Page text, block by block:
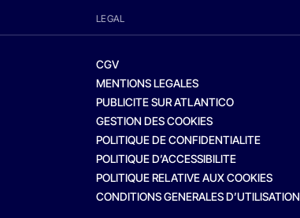
LEGAL
CGV
MENTIONS LEGALES
PUBLICITE SUR ATLANTICO
GESTION DES COOKIES
POLITIQUE DE CONFIDENTIALITE
POLITIQUE D’ACCESSIBILITE
POLITIQUE RELATIVE AUX COOKIES
CONDITIONS GENERALES D’UTILISATION